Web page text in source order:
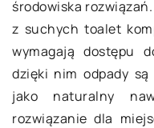
środowiska
z suchych toalet
wymagają dostępu
dzięki nim odpady są
jako naturalny
rozwiązanie dla